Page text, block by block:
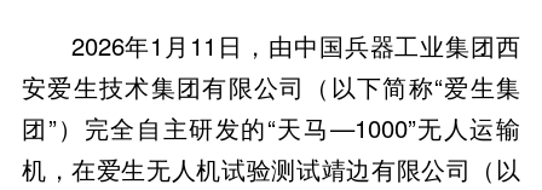
2026年1月11日，由中国兵器工业集团西
安爱生技术集团有限公司（以下简称“爱生集
团”）完全自主研发的“天马—1000”无人运输
机，在爱生无人机试验测试靖边有限公司（以